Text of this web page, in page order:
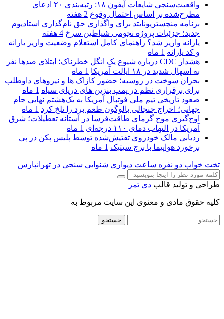
واقعیت‌سنجی شایعات آیفون ۱۸: رتبه‌بندی ۲۰ ادعای
مطرح‌شده بر اساس احتمال وقوع 2 هفته
برنامه منچستریونایتد برای واگذاری حق نام‌گذاری استادیوم
جدید؛ جزئیات پروژه نجومی شیاطین سرخ 4 هفته
یارانه واریز شد؟ راهنمای کامل استعلام وضعیت واریز یارانه
و کد یارانه 1 ماه
هشدار CDC درباره شیوع یک انگل خطرناک؛ ابتلای صدها نفر
به اسهال شدید در ۱۸ ایالت آمریکا
1 ماه
بحران سوخت در روسیه؛ حضور کازاک‌ ها و نیروهای داوطلب
برای برقراری نظم در پمپ بنزین‌ های دریای سیاه 1 ماه
صعود تاریخی تیم ملی فوتبال آمریکا به یک‌هشتم نهایی جام
جهانی؛ اخراج جنجالی بالوگون طعم برد را تلخ کرد 1 ماه
اوج‌گیری موج گرمای طاقت‌فرسا در آستانه تعطیلات؛ شرق
آمریکا در التهاب دمای ۱۱۰ درجه‌ای
1 ماه
ردیابی مالک خودروی تفتیش‌شده توسط پلیس پکن در پی
برخورد هواپیما با برج سیتیک 1 ماه
تخت خواب دو نفره ساعت دیواری شنوایی سنجی در تهرانپارس
طراحی و تولید قالب دی تمز
کلیه حقوق مادی و معنوی این سایت مربوط به
جستجو